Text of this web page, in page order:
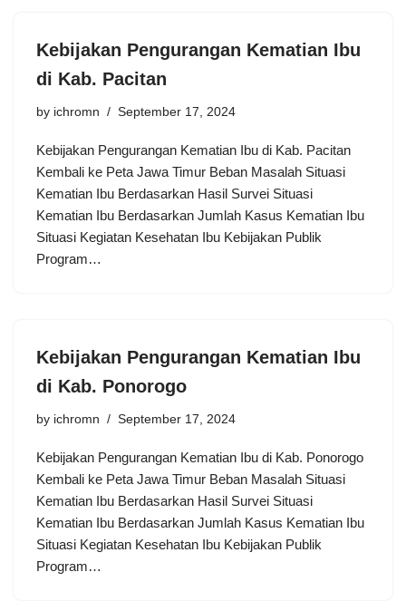
Kebijakan Pengurangan Kematian Ibu
di Kab. Pacitan
by ichromn September 17, 2024
Kebijakan Pengurangan Kematian Ibu di Kab. Pacitan
Kembali ke Peta Jawa Timur Beban Masalah Situasi
Kematian Ibu Berdasarkan Hasil Survei Situasi
Kematian Ibu Berdasarkan Jumlah Kasus Kematian Ibu
Situasi Kegiatan Kesehatan Ibu Kebijakan Publik
Program…
Kebijakan Pengurangan Kematian Ibu
di Kab. Ponorogo
by ichromn September 17, 2024
Kebijakan Pengurangan Kematian Ibu di Kab. Ponorogo
Kembali ke Peta Jawa Timur Beban Masalah Situasi
Kematian Ibu Berdasarkan Hasil Survei Situasi
Kematian Ibu Berdasarkan Jumlah Kasus Kematian Ibu
Situasi Kegiatan Kesehatan Ibu Kebijakan Publik
Program…